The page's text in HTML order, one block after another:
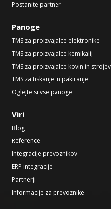
Postanite partner
Panoge
TMS za proizvajalce elektronike
TMS za proizvajalce kemikalij
TMS za proizvajalce kovin in strojev
TMS za tiskanje in pakiranje
Oglejte si vse panoge
Viri
Blog
Reference
Integracije prevoznikov
ERP integracije
Partnerji
Informacije za prevoznike